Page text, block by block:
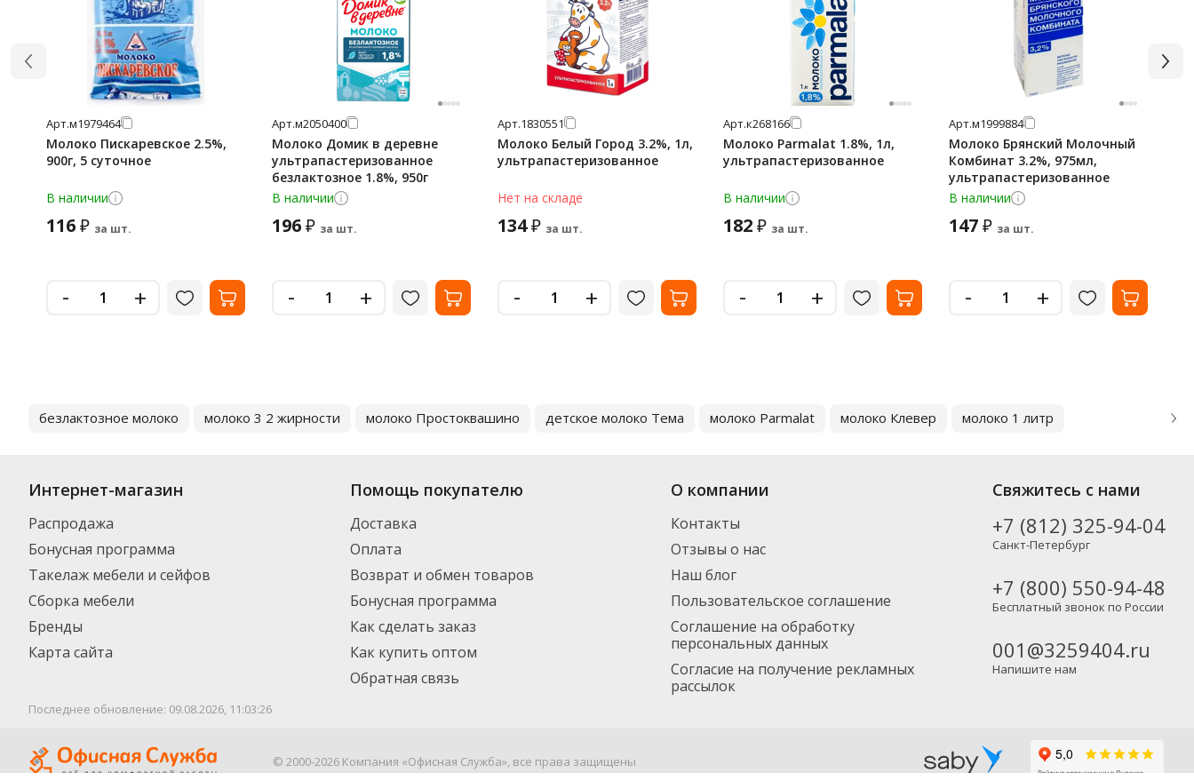
Арт.м1979464
Молоко Пискаревское 2.5%,
900г, 5 суточное
В наличии
116₽ за шт.
- +
Арт.м2050400
Молоко Домик в деревне
ультрапастеризованное
безлактозное 1.8%, 950г
В наличии
196₽ за шт.
- +
Арт.1830551
Молоко Белый Город 3.2%, 1л,
ультрапастеризованное
Нет на складе
134₽ за шт.
- +
Арт.к268166
Молоко Parmalat 1.8%, 1л,
ультрапастеризованное
В наличии
182₽ за шт.
- +
Арт.м1999884
Молоко Брянский Молочный
Комбинат 3.2%, 975мл,
ультрапастеризованное
В наличии
147₽ за шт.
- +
безлактозное молоко молоко 3 2 жирности молоко Простоквашино детское молоко Тема молоко Parmalat молоко Клевер молоко 1 литр
Интернет-магазин
Распродажа
Бонусная программа
Такелаж мебели и сейфов
Сборка мебели
Бренды
Карта сайта
Помощь покупателю
Доставка
Оплата
Возврат и обмен товаров
Бонусная программа
Как сделать заказ
Как купить оптом
Обратная связь
О компании
Контакты
Отзывы о нас
Наш блог
Пользовательское соглашение
Соглашение на обработку
персональных данных
Согласие на получение рекламных
рассылок
Свяжитесь с нами
+7 (812) 325-94-04
Санкт-Петербург
+7 (800) 550-94-48
Бесплатный звонок по России
001@3259404.ru
Напишите нам
Последнее обновление: 09.08.2026, 11:03:26
© 2000-2026 Компания «Офисная Служба», все права защищены